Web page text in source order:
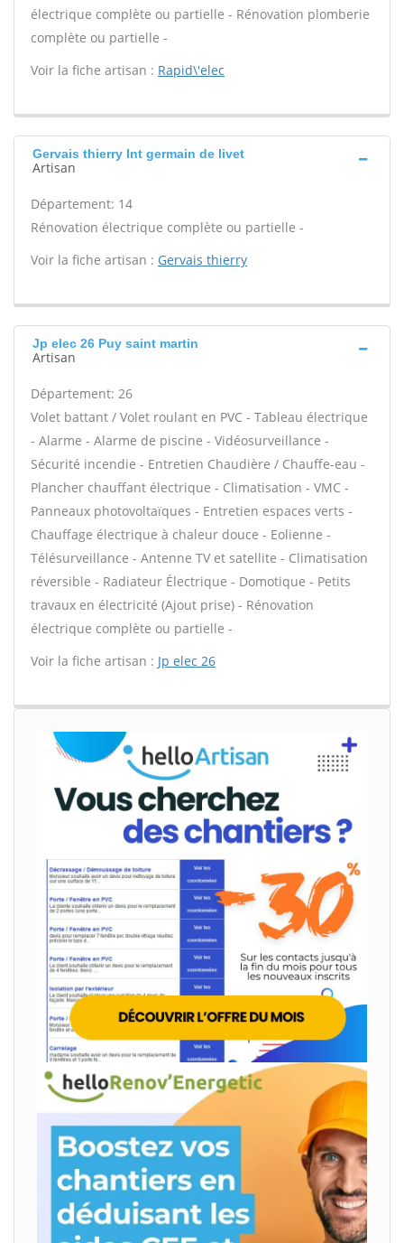
électrique complète ou partielle - Rénovation plomberie
complète ou partielle -
Voir la fiche artisan : Rapid\'elec
Gervais thierry Int germain de livet
Artisan
Département: 14
Rénovation électrique complète ou partielle -
Voir la fiche artisan : Gervais thierry
Jp elec 26 Puy saint martin
Artisan
Département: 26
Volet battant / Volet roulant en PVC - Tableau électrique
- Alarme - Alarme de piscine - Vidéosurveillance -
Sécurité incendie - Entretien Chaudière / Chauffe-eau -
Plancher chauffant électrique - Climatisation - VMC -
Panneaux photovoltaïques - Entretien espaces verts -
Chauffage électrique à chaleur douce - Eolienne -
Télésurveillance - Antenne TV et satellite - Climatisation
réversible - Radiateur Électrique - Domotique - Petits
travaux en électricité (Ajout prise) - Rénovation
électrique complète ou partielle -
Voir la fiche artisan : Jp elec 26